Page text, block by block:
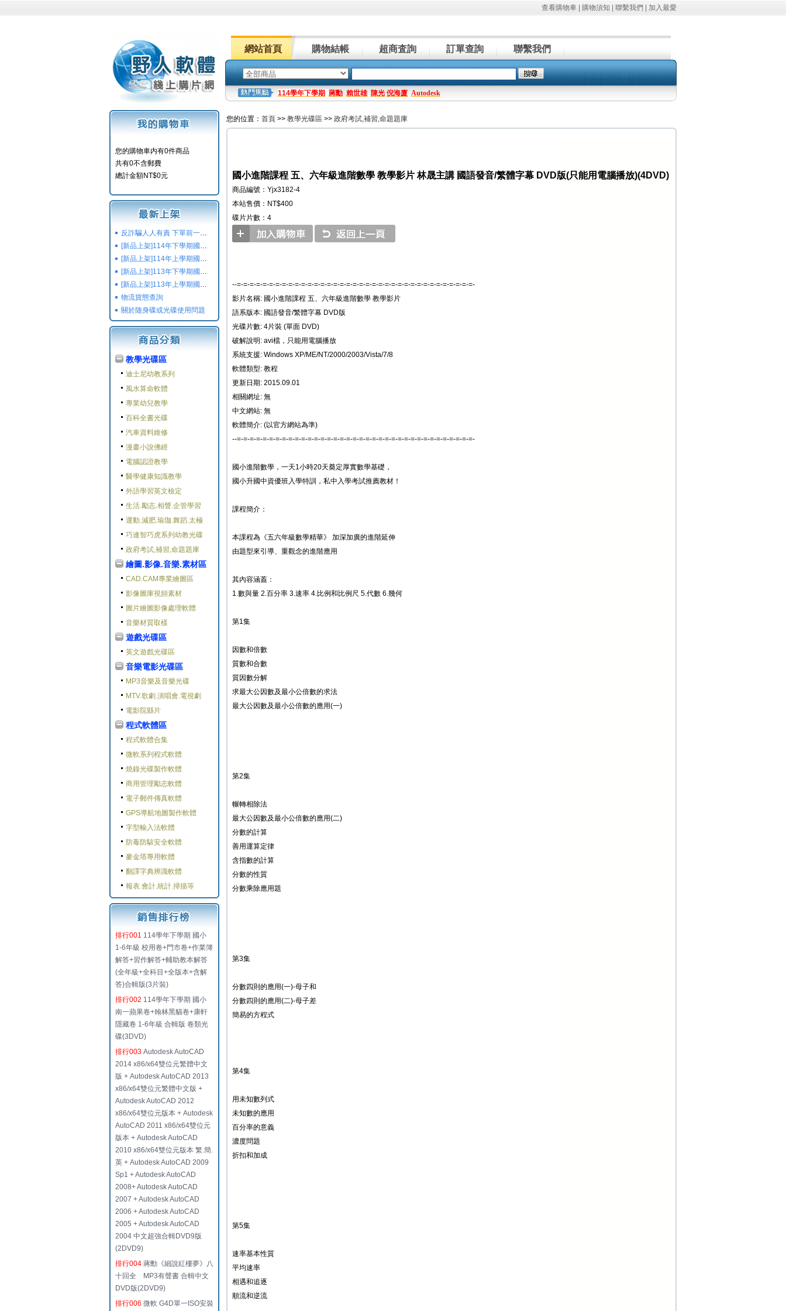
查看購物車 購物須知 聯繫我們 加入最愛
網站首頁 購物結帳 超商査詢 訂單查詢 聯繫我們
114學年下學期 蔣勳 賴世雄 陳光 倪海廈 Autodesk
您的購物車内有0件商品
共有0不含郵費
總計金額NT$0元
反詐騙人人有責 下單前一定要注意
[新品上架]114年下學期國小國中高中命題光碟,校用卷,習作
[新品上架]114年上學期國小國中高中命題光碟,校用卷,習作
[新品上架]113年下學期國小國中高中命題光碟,校用卷,習作
[新品上架]113年上學期國小國中高中命題光碟,校用卷,習作
物流貨態查詢
關於随身碟或光碟使用問題
教學光碟區
迪士尼幼教系列
風水算命軟體
專業幼兒教學
百科全書光碟
汽車資料維修
漫畫小說佛經
電腦認證教學
醫學健康知識教學
外語學習英文檢定
生活.勵志.相聲.企管學習
運動.減肥.瑜珈.舞蹈.太極
巧連智巧虎系列幼教光碟
政府考試,補習,命題題庫
繪圖.影像.音樂.素材區
CAD.CAM專業繪圖區
影像圖庫視頻素材
圖片繪圖影像處理軟體
音樂材質取樣
遊戲光碟區
英文遊戲光碟區
音樂電影光碟區
MP3音樂及音樂光碟
MTV.歌劇.演唱會.電視劇
電影院縣片
程式軟體區
程式軟體合集
微軟系列程式軟體
燒錄光碟製作軟體
商用管理勵志軟體
電子郵件傳真軟體
GPS導航地圖製作軟體
字型輸入法軟體
防毒防駭安全軟體
麥金塔專用軟體
翻譯字典辨識軟體
報表.會計.統計.掃描等
排行001 114學年下學期 國小
1-6年級 校用卷+門市卷+作業簿
解答+習作解答+輔助教本解答
(全年級+全科目+全版本+含解
答)合輯版(3片裝)
排行002 114學年下學期 國小
南一蘋果卷+翰林黑貓卷+康軒
隱藏卷 1-6年級 合輯版 卷類光
碟(3DVD)
排行003 Autodesk AutoCAD
2014 x86/x64雙位元繁體中文
版 + Autodesk AutoCAD 2013
x86/x64雙位元繁體中文版 +
Autodesk AutoCAD 2012
x86/x64雙位元版本 + Autodesk
AutoCAD 2011 x86/x64雙位元
版本 + Autodesk AutoCAD
2010 x86/x64雙位元版本 繁.簡.
英 + Autodesk AutoCAD 2009
Sp1 + Autodesk AutoCAD
2008+ Autodesk AutoCAD
2007 + Autodesk AutoCAD
2006 + Autodesk AutoCAD
2005 + Autodesk AutoCAD
2004 中文超強合輯DVD9版
(2DVD9)
排行004 蔣勳《細說紅樓夢》八
十回全 MP3有聲書 合輯中文
DVD版(2DVD9)
排行006 微軟 G4D單一ISO安裝
您的位置： 首頁 >> 教學光碟區 >> 政府考試,補習,命題題庫
國小進階課程 五、六年級進階數學 教學影片 林晟主講 國語發音/繁體字幕 DVD版(只能用電腦播放)(4DVD)
商品編號：Yjx3182-4
本站售價：NT$400
碟片片數：4
--=-=-=-=-=-=-=-=-=-=-=-=-=-=-=-=-=-=-=-=-=-=-=-=-=-=-=-=-=-=-=-=-=-=-=-=-=-
影片名稱: 國小進階課程 五、六年級進階數學 教學影片
語系版本: 國語發音/繁體字幕 DVD版
光碟片數: 4片裝 (單面 DVD)
破解說明: avi檔，只能用電腦播放
系統支援: Windows XP/ME/NT/2000/2003/Vista/7/8
軟體類型: 教程
更新日期: 2015.09.01
相關網址: 無
中文網站: 無
軟體簡介: (以官方網站為準)
--=-=-=-=-=-=-=-=-=-=-=-=-=-=-=-=-=-=-=-=-=-=-=-=-=-=-=-=-=-=-=-=-=-=-=-=-=-
國小進階數學，一天1小時20天奠定厚實數學基礎，
國小升國中資優班入學特訓，私中入學考試推薦教材！
課程簡介：
本課程為《五六年級數學精華》 加深加廣的進階延伸
由題型來引導、重觀念的進階應用
其內容涵蓋：
1.數與量 2.百分率 3.速率 4.比例和比例尺 5.代數 6.幾何
第1集
因數和倍數
質數和合數
質因數分解
求最大公因數及最小公倍數的求法
最大公因數及最小公倍數的應用(一)
第2集
輾轉相除法
最大公因數及最小公倍數的應用(二)
分數的計算
善用運算定律
含指數的計算
分數的性質
分數乘除應用題
第3集
分數四則的應用(一)-母子和
分數四則的應用(二)-母子差
簡易的方程式
第4集
用未知數列式
未知數的應用
百分率的意義
濃度問題
折扣和加成
第5集
速率基本性質
平均速率
相遇和追逐
順流和逆流